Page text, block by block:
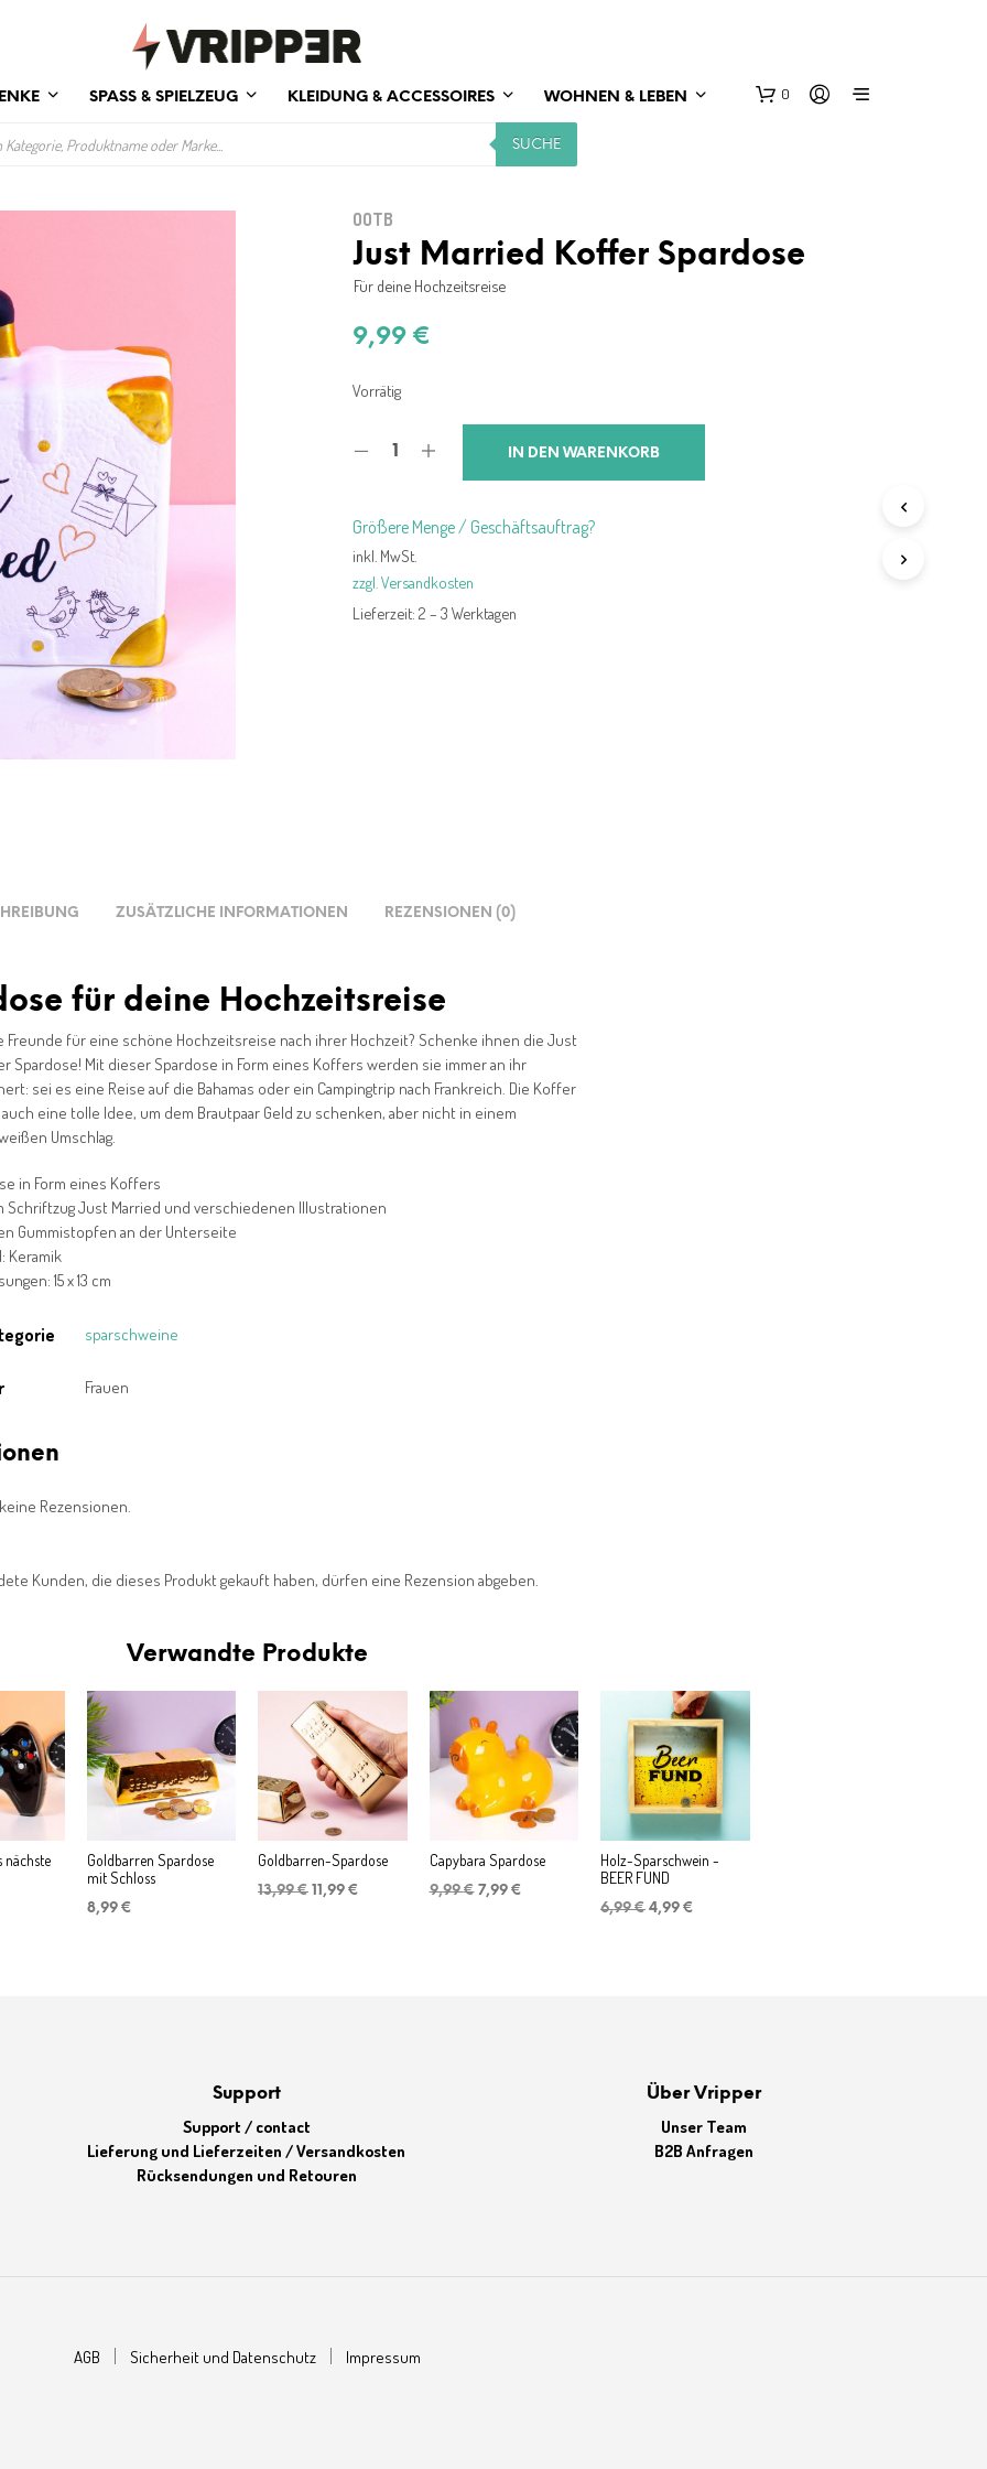
SPASS & SPIELZEUG KLEIDUNG & ACCESSOIRES WOHNEN & LEBEN 0
SUCHE
OOTB
Just Married Koffer Spardose
Für deine Hochzeitsreise
9,99€
Vorrätig
IN DEN WARENKORB
Größere Menge / Geschäftsauftrag?
inkl. MwSt.
zzgl. Versandkosten
Lieferzeit:2 – 3 Werktagen
ZUSÄTZLICHE INFORMATIONEN REZENSIONEN (0)
für deine Hochzeitsreise
Freunde für eine schöne Hochzeitsreise nach ihrer Hochzeit? Schenke ihnen die Just
Spardose! Mit dieser Spardose in Form eines Koffers werden sie immer an ihr
sei es eine Reise auf die Bahamas oder ein Campingtrip nach Frankreich. Die Koffer
eine tolle Idee, um dem Brautpaar Geld zu schenken, aber nicht in einem
Umschlag.
in Form eines Koffers
Schriftzug Just Married und verschiedenen Illustrationen
Gummistopfen an der Unterseite
Keramik
15 x 13 cm
sparschweine
Frauen
Rezensionen.
Kunden, die dieses Produkt gekauft haben, dürfen eine Rezension abgeben.
Verwandte Produkte
nächste
Goldbarren Spardose
mit Schloss
8,99 €
Goldbarren-Spardose
13,99€ Ursprünglicher
11,99 €
Capybara Spardose
9,99€ Ursprünglicher
7,99 €
Holz-Sparschwein -
BEER FUND
6,99€ Ursprünglicher
4,99 €
Support
Support / contact
Lieferung und Lieferzeiten / Versandkosten
Rücksendungen und Retouren
Über Vripper
Unser Team
B2B Anfragen
AGB Sicherheit und Datenschutz Impressum